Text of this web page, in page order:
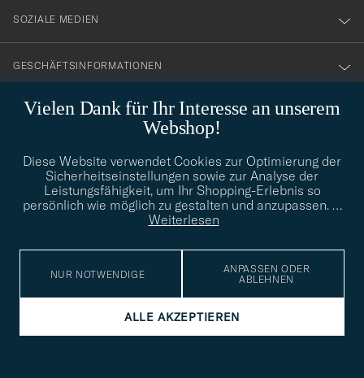
Vielen Dank für Ihr Interesse an unserem
Webshop!
Diese Website verwendet Cookies zur Optimierung der
Sicherheitseinstellungen sowie zur Analyse der
Leistungsfähigkeit, um Ihr Shopping-Erlebnis so
persönlich wie möglich zu gestalten und anzupassen. …
Weiterlesen
NUR NOTWENDIGE
ANPASSEN ODER
ABLEHNEN
ALLE AKZEPTIEREN
SOZIALE MEDIEN
GESCHÄFTSINFORMATIONEN
info@careofcarl.de
Benötigen Sie Hilfe bei der Suche nach Ihrem persönlichen Stil?
Wenden Sie sich an uns, wir helfen Ihnen gerne weiter!
STILBERATUNG